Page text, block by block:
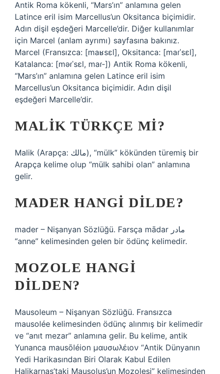
Antik Roma kökenli, “Mars’ın” anlamına gelen
Latince eril isim Marcellus’un Oksitanca biçimidir.
Adın dişil eşdeğeri Marcelle’dir. Diğer kullanımlar
için Marcel (anlam ayrımı) sayfasına bakınız.
Marcel (Fransızca: [maʁsɛl], Oksitanca: [maɾˈsɛl],
Katalanca: [məɾˈsɛl, maɾ-]) Antik Roma kökenli,
“Mars’ın” anlamına gelen Latince eril isim
Marcellus’un Oksitanca biçimidir. Adın dişil
eşdeğeri Marcelle’dir.
MALIK TÜRKÇE MI?
Malik (Arapça: مالك), “mülk” kökünden türemiş bir
Arapça kelime olup “mülk sahibi olan” anlamına
gelir.
MADER HANGI DILDE?
mader – Nişanyan Sözlüğü. Farsça mādar مادر
“anne” kelimesinden gelen bir ödünç kelimedir.
MOZOLE HANGI
DILDEN?
Mausoleum – Nişanyan Sözlüğü. Fransızca
mausolée kelimesinden ödünç alınmış bir kelimedir
ve “anıt mezar” anlamına gelir. Bu kelime, antik
Yunanca mausōléion μαυσωλέιον “Antik Dünyanın
Yedi Harikasından Biri Olarak Kabul Edilen
Halikarnas’taki Mausolus’un Mozolesi” kelimesinden